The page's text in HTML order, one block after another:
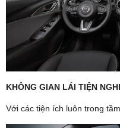
KHÔNG GIAN LÁI TIỆN
Với các tiện ích luôn trong